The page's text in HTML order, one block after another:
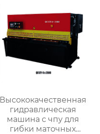
Высококачественная
гидравлическая
машина с чпу для
гибки маточных